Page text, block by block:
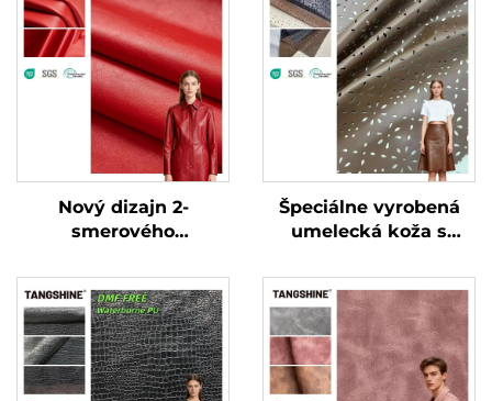
Nový dizajn 2-
smerového
materiálu pre
oblečenie, špeciálne
vyrobená umelecká
koža
Špeciálne vyrobená
umelecká koža s
štruktúrou pre
oblečenie a bundy